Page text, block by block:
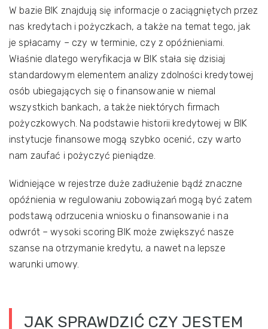
W bazie BIK znajdują się informacje o zaciągniętych przez
nas kredytach i pożyczkach, a także na temat tego, jak
je spłacamy – czy w terminie, czy z opóźnieniami.
Właśnie dlatego weryfikacja w BIK stała się dzisiaj
standardowym elementem analizy zdolności kredytowej
osób ubiegających się o finansowanie w niemal
wszystkich bankach, a także niektórych firmach
pożyczkowych. Na podstawie historii kredytowej w BIK
instytucje finansowe mogą szybko ocenić, czy warto
nam zaufać i pożyczyć pieniądze.
Widniejące w rejestrze duże zadłużenie bądź znaczne
opóźnienia w regulowaniu zobowiązań mogą być zatem
podstawą odrzucenia wniosku o finansowanie i na
odwrót – wysoki scoring BIK może zwiększyć nasze
szanse na otrzymanie kredytu, a nawet na lepsze
warunki umowy.
JAK SPRAWDZIĆ CZY JESTEM